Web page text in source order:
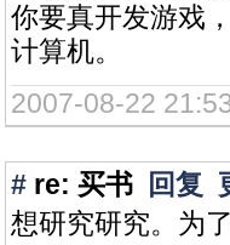
你要真开发游戏
计算机。
2007-08-22
# re: 买书 回复
想研究研究。为